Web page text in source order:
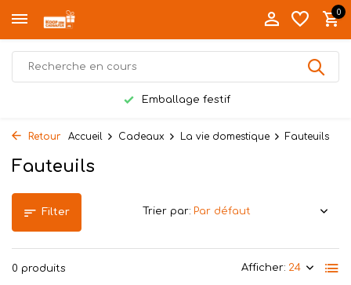
0
Emballage festif
Retour Accueil Cadeaux La vie domestique Fauteuils
Fauteuils
Filter
0 produits Afficher:
Trier par: